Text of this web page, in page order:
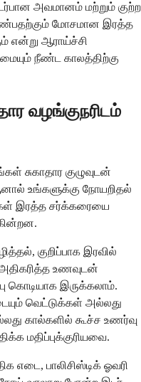
அவமானம் மற்றும் குற்ற
உண்பதற்கும் மோசமான இரத்த
என்று ஆராய்ச்சி
நீண்ட காலத்திற்கு
வழங்குநரிடம்
சுகாதார குழுவுடன்
உங்களுக்கு நோயறிதல்
இரத்த சர்க்கரையை
குறிப்பாக இரவில்
உணவுடன்
கொடியாக இருக்கலாம்.
வெட்டுக்கள் அல்லது
கால்களில் கூச்ச உணர்வு
மதிப்புக்குரியவை.
எடை, பாலிசிஸ்டிக் ஓவரி